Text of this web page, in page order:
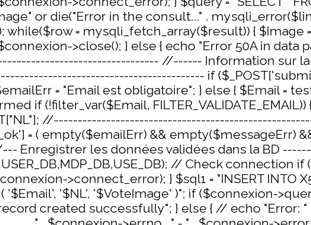
or die("Error in the consult..." .
= mysqli_fetch_array($result)) { $Image
>close(); } else { echo "Error 50A in data
//------ Information sur
if
= "Email est obligatoire"; } else { $Email =
if (!filter_var($Email,
= ( empty($emailErr) && empty($messageErr)
Enregistrer les données validées dans la BD
// Check connection
>connect_error); } $sql1 = "INSERT INTO
'$Email', '$NL', '$VoteImage' )"; if ($connexion-
created successfully"; } else { // echo "Error: "